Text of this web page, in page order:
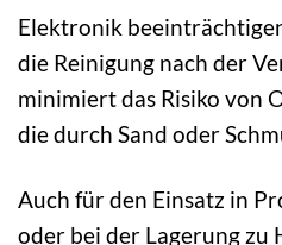
Elektronik
die Reinigung nach der
minimiert das Risiko von
die durch Sand oder
Auch für den Einsatz in
oder bei der Lagerung zu